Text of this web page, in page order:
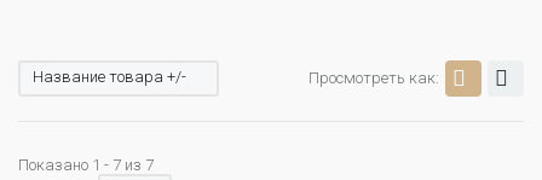
Просмотреть как:
Название товара +/-
Показано 1 - 7 из 7